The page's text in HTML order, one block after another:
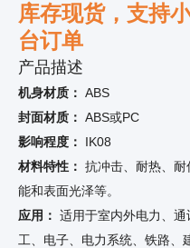
库存现货，支持
台订单
产品描述
机身材质： ABS
封面材质： ABS或PC
影响程度：
IK08
材料特性： 抗冲击、耐热、
能和表面光泽等。
应用： 适用于室内外电力、
工、电子、电力系统、铁路、